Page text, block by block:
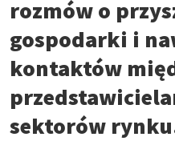
rozmów o
gospodarki i
kontaktów
sektorów